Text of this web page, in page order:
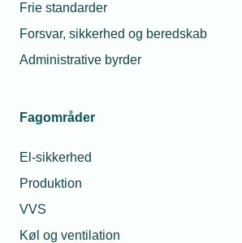
Frie standarder
Forsvar, sikkerhed og beredskab
Administrative byrder
Fagområder
El-sikkerhed
Produktion
VVS
Køl og ventilation
Relaterede nyheder